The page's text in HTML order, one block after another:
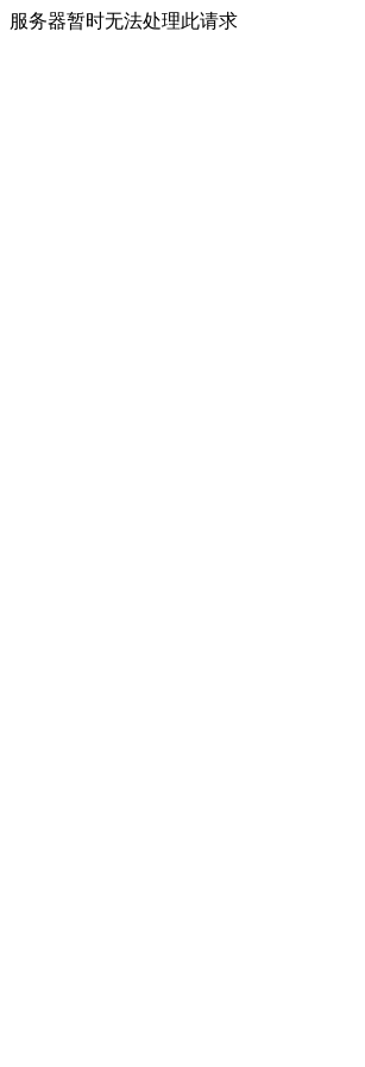
服务器暂时无法处理此请求